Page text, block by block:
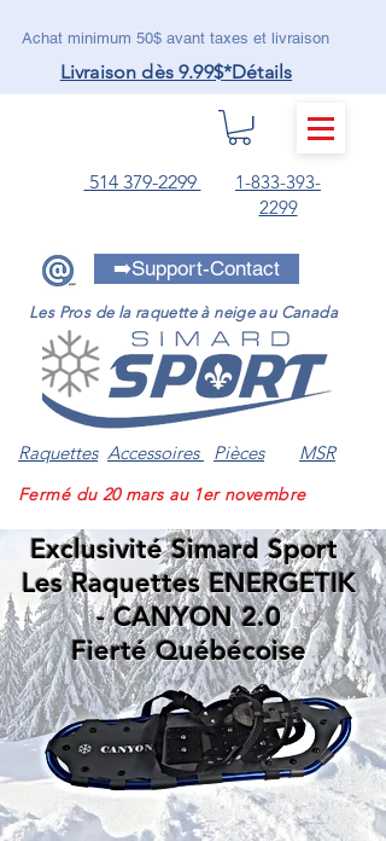
Achat minimum 50$ avant taxes et livraison
Livraison dès 9.99$*Détails
514 379-2299
MENU
1-833-393-
2299
➡️Support-Contact
Les Pros de la raquette à neige au Canada
Raquettes Accessoires Pièces MSR
Fermé du 20 mars au 1er novembre
Exclusivité Simard Sport
Les Raquettes ENERGETIK
- CANYON 2.0
Fierté Québécoise